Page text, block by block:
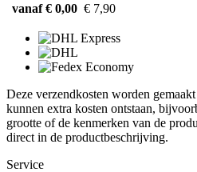
vanaf € 0,00 € 7,90
Deze verzendkosten worden
kunnen extra kosten ontstaan,
grootte of de kenmerken van de
direct in de productbeschrijving.
Service